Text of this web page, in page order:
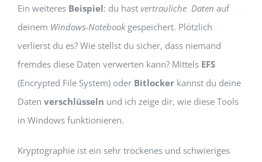
Ein weiteres Beispiel: du hast vertrauliche Daten auf
deinem Windows-Notebookgespeichert. Plötzlich
verlierst du es? Wie stellst du sicher, dass niemand
fremdes diese Daten verwerten kann? Mittels EFS
(Encrypted File System) oder Bitlocker kannst du deine
Daten verschlüsseln und ich zeige dir, wie diese Tools
in Windows funktionieren.
Kryptographie ist ein sehr trockenes und schwieriges